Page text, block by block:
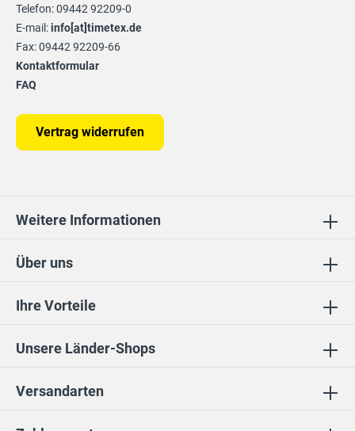
Ihre Vorteile
Unsere Länder-Shops
Über uns
Telefon: 09442 92209-0
E-mail:info[at]timetex.de
Fax: 09442 92209-66
Kontaktformular
FAQ
Vertrag widerrufen
Weitere Informationen
Versandarten